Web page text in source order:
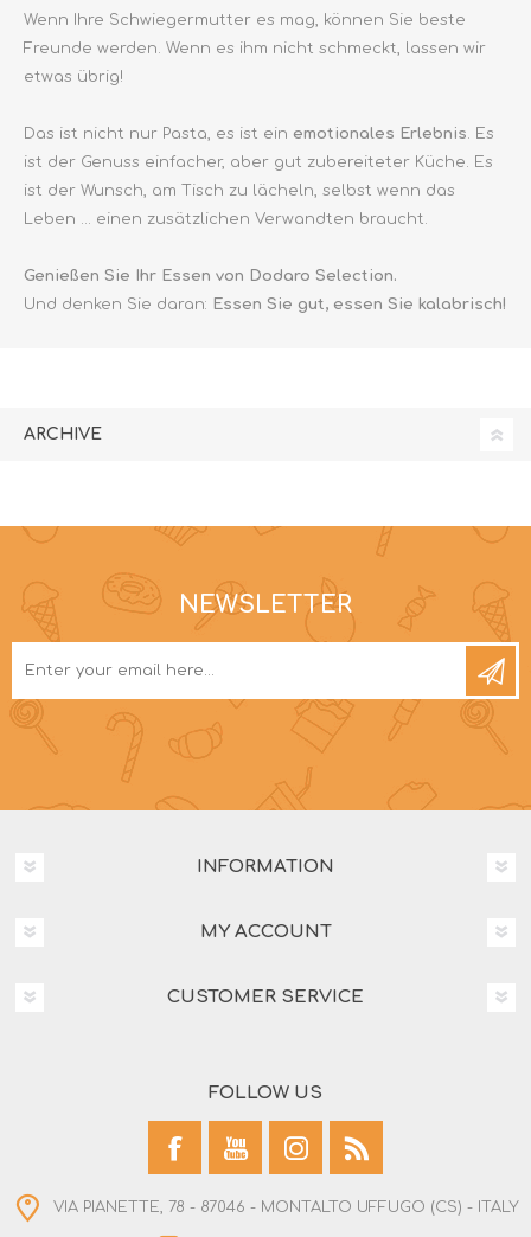
Wenn Ihre Schwiegermutter es mag, können Sie beste
Freunde werden. Wenn es ihm nicht schmeckt, lassen wir
etwas übrig!
Das ist nicht nur Pasta, es ist ein emotionales Erlebnis. Es
ist der Genuss einfacher, aber gut zubereiteter Küche. Es
ist der Wunsch, am Tisch zu lächeln, selbst wenn das
Leben ... einen zusätzlichen Verwandten braucht.
Genießen Sie Ihr Essen von Dodaro Selection.
Und denken Sie daran: Essen Sie gut, essen Sie kalabrisch!
ARCHIVE
NEWSLETTER
INFORMATION
MY ACCOUNT
CUSTOMER SERVICE
FOLLOW US
VIA PIANETTE, 78 - 87046 - MONTALTO UFFUGO (CS) - ITALY